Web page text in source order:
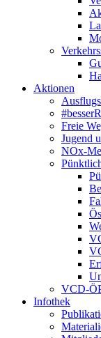
Aktionen
Freie
Jugend
NOx-
VCD-
Infothek